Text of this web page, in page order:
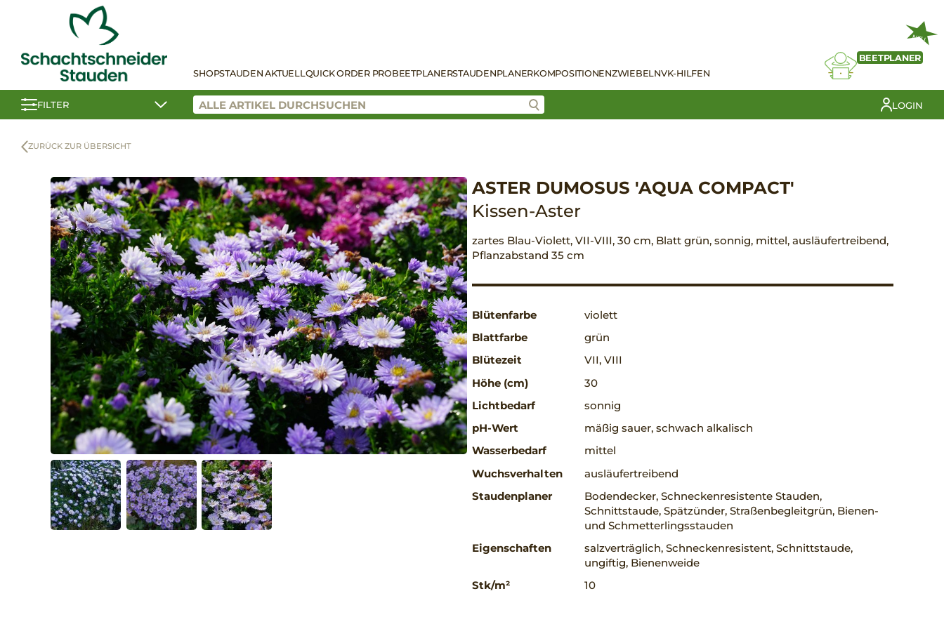
SHOPSTAUDEN AKTUELLQUICK ORDER PROBEETPLANERSTAUDENPLANERKOMPOSITIONENZWIEBELNVK-HILFEN
NEU
BEETPLANER
FILTER LOGIN
ZURÜCK ZUR ÜBERSICHT
ASTER DUMOSUS 'AQUA COMPACT'
Kissen-Aster
zartes Blau-Violett, VII-VIII, 30 cm, Blatt grün, sonnig, mittel, ausläufertreibend,
Pflanzabstand 35 cm
Blütenfarbe
violett
Blattfarbe
grün
Blütezeit
VII, VIII
Höhe (cm)
30
Lichtbedarf
sonnig
pH-Wert
mäßig sauer, schwach alkalisch
Wasserbedarf
mittel
Wuchsverhalten
ausläufertreibend
Staudenplaner
Bodendecker, Schneckenresistente Stauden,
Schnittstaude, Spätzünder, Straßenbegleitgrün, Bienen-
und Schmetterlingsstauden
Eigenschaften
salzverträglich, Schneckenresistent, Schnittstaude,
ungiftig, Bienenweide
Stk/m²
10